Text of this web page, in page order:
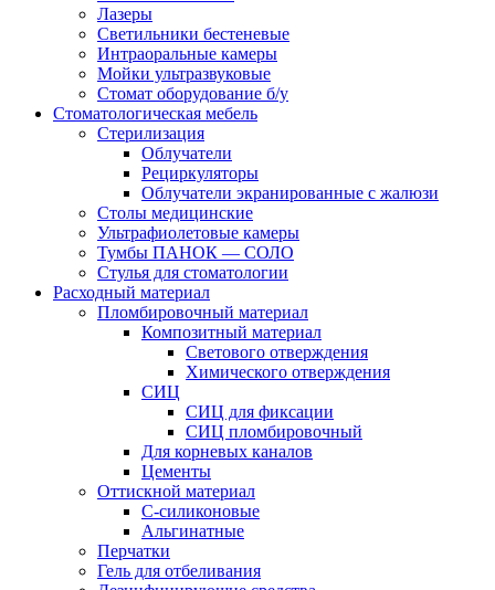
Лазеры
Светильники бестеневые
Интраоральные камеры
Мойки ультразвуковые
Стомат оборудование б/у
Стоматологическая мебель
Стерилизация
Облучатели
Рециркуляторы
Облучатели экранированные с жалюзи
Столы медицинские
Ультрафиолетовые камеры
Тумбы ПАНОК — СОЛО
Стулья для стоматологии
Расходный материал
Пломбировочный материал
Композитный материал
Светового отверждения
Химического отверждения
СИЦ
СИЦ для фиксации
СИЦ пломбировочный
Для корневых каналов
Цементы
Оттискной материал
С-силиконовые
Альгинатные
Перчатки
Гель для отбеливания